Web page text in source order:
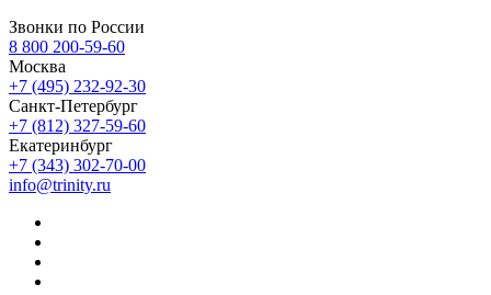
Звонки по России
8 800 200-59-60
Москва
+7 (495) 232-92-30
Санкт-Петербург
+7 (812) 327-59-60
Екатеринбург
+7 (343) 302-70-00
info@trinity.ru